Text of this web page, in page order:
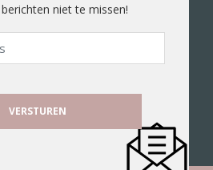
niet te missen!